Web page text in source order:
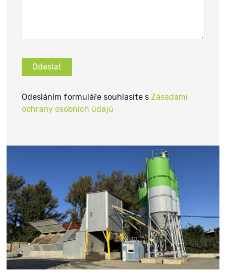
Odesláním formuláře souhlasíte s Zásadami
ochrany osobních údajů